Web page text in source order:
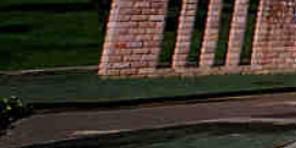
補充內容區塊